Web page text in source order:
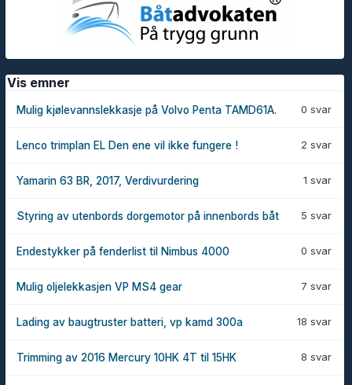
Vis emner
0 svar
Mulig kjølevannslekkasje på Volvo Penta TAMD61A.
2 svar
Lenco trimplan EL Den ene vil ikke fungere !
1 svar
Yamarin 63 BR, 2017, Verdivurdering
5 svar
Styring av utenbords dorgemotor på innenbords båt
0 svar
Endestykker på fenderlist til Nimbus 4000
7 svar
Mulig oljelekkasjen VP MS4 gear
18 svar
Lading av baugtruster batteri, vp kamd 300a
8 svar
Trimming av 2016 Mercury 10HK 4T til 15HK